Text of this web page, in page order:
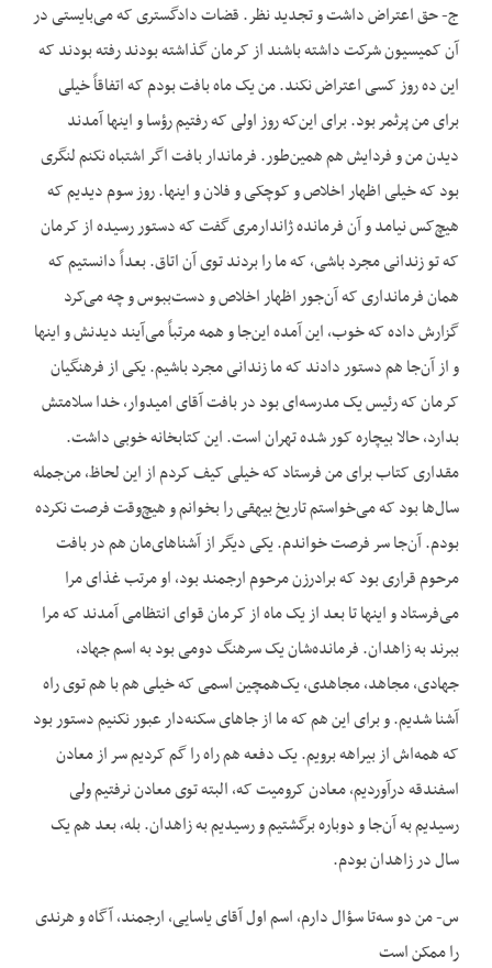
ج- حق اعتراض داشت و تجدید نظر. قضات دادگستری که می‌بایستی در
آن کمیسیون شرکت داشته باشند از کرمان گذاشته بودند رفته بودند که
این ده روز کسی اعتراض نکند. من یک ماه بافت بودم که اتفاقاً خیلی
برای من پرثمر بود. برای این‌که روز اولی که رفتیم رؤسا و اینها آمدند
دیدن من و فردایش هم همین‌طور. فرماندار بافت اگر اشتباه نکنم لنگری
بود که خیلی اظهار اخلاص و کوچکی و فلان و اینها. روز سوم دیدیم که
هیچ‌کس نیامد و آن فرمانده ژاندارمری گفت که دستور رسیده از کرمان
که تو زندانی مجرد باشی، که ما را بردند توی آن اتاق. بعداً دانستیم که
همان فرمانداری که آن‌جور اظهار اخلاص و دست‌ببوس و چه می‌کرد
گزارش داده که خوب، این آمده این‌جا و همه مرتباً می‌آیند دیدنش و اینها
و از آن‌جا هم دستور دادند که ما زندانی مجرد باشیم. یکی از فرهنگیان
کرمان که رئیس یک مدرسه‌ای بود در بافت آقای امیدوار، خدا سلامتش
بدارد، حالا بیچاره کور شده تهران است. این کتابخانه خوبی داشت.
مقداری کتاب برای من فرستاد که خیلی کیف کردم از این لحاظ، من‌جمله
سال‌ها بود که می‌خواستم تاریخ بیهقی را بخوانم و هیچ‌وقت فرصت نکرده
بودم. آن‌جا سر فرصت خواندم. یکی دیگر از آشناهای‌مان هم در بافت
مرحوم قراری بود که برادرزن مرحوم ارجمند بود، او مرتب غذای مرا
می‌فرستاد و اینها تا بعد از یک ماه از کرمان قوای انتظامی آمدند که مرا
ببرند به زاهدان. فرمانده‌شان یک سرهنگ دومی بود به اسم جهاد،
جهادی، مجاهد، مجاهدی، یک‌همچین اسمی که خیلی هم با هم توی راه
آشنا شدیم. و برای این هم که ما از جاهای سکنه‌دار عبور نکنیم دستور بود
که همه‌اش از بیراهه برویم. یک دفعه هم راه را گم کردیم سر از معادن
اسفندقه درآوردیم، معادن کرومیت که، البته توی معادن نرفتیم ولی
رسیدیم به آن‌جا و دوباره برگشتیم و رسیدیم به زاهدان. بله، بعد هم یک
سال در زاهدان بودم.
س- من دو سه‌تا سؤال دارم، اسم اول آقای یاسایی، ارجمند، آگاه و هرندی
را ممکن است